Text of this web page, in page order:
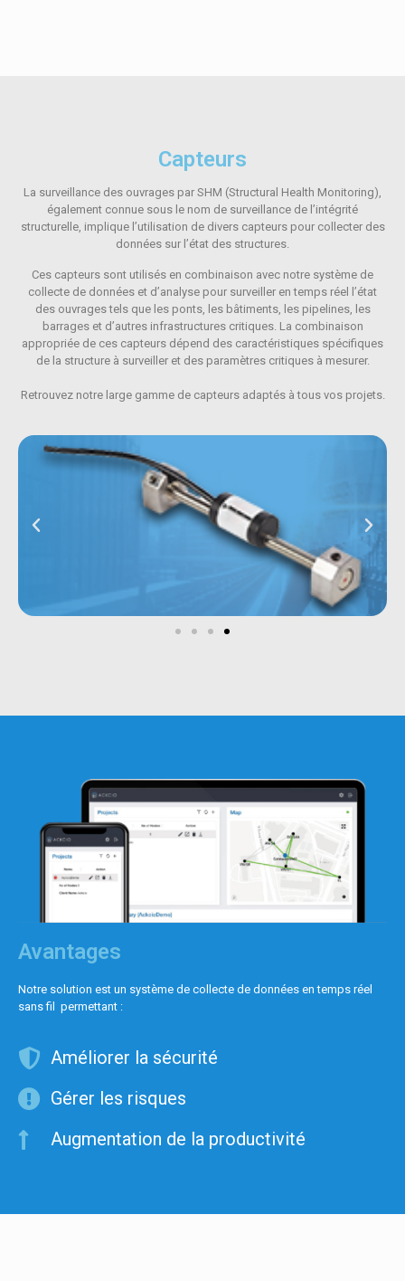
Capteurs
La surveillance des ouvrages par SHM (Structural Health Monitoring),
également connue sous le nom de surveillance de l’intégrité
structurelle, implique l’utilisation de divers capteurs pour collecter des
données sur l’état des structures.
Ces capteurs sont utilisés en combinaison avec notre système de
collecte de données et d’analyse pour surveiller en temps réel l’état
des ouvrages tels que les ponts, les bâtiments, les pipelines, les
barrages et d’autres infrastructures critiques. La combinaison
appropriée de ces capteurs dépend des caractéristiques spécifiques
de la structure à surveiller et des paramètres critiques à mesurer.
Retrouvez notre large gamme de capteurs adaptés à tous vos projets.
Avantages
Notre solution est un système de collecte de données en temps réel
sans fil permettant :
Améliorer la sécurité
Gérer les risques
Augmentation de la productivité